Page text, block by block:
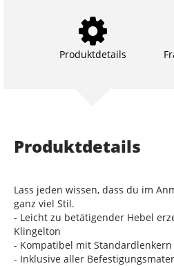
Produktdetails
Produktdetails
Lass jeden wissen, dass du im
ganz viel Stil.
- Leicht zu betätigender Hebel
Klingelton
- Kompatibel mit Standardlenkern
- Inklusive aller